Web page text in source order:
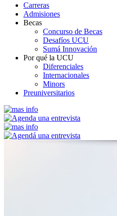
Carreras
Admisiones
Becas
Concurso de Becas
Desafíos UCU
Sumá Innovación
Por qué la UCU
Diferenciales
Internacionales
Minors
Preuniversitarios